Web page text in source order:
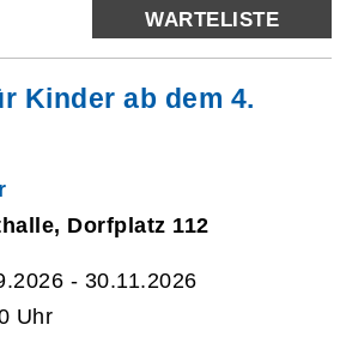
WARTELISTE
Kinder ab dem 4.
Dorfplatz 112
- 30.11.2026
Uhr